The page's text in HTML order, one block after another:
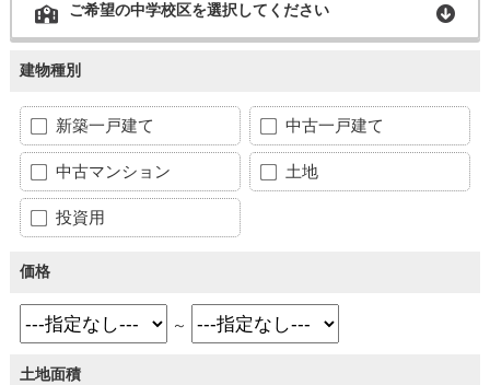
ご希望の中学校区を選択してください
建物種別
新築一戸建て 中古一戸建て
中古マンション 土地
投資用
価格
～
土地面積